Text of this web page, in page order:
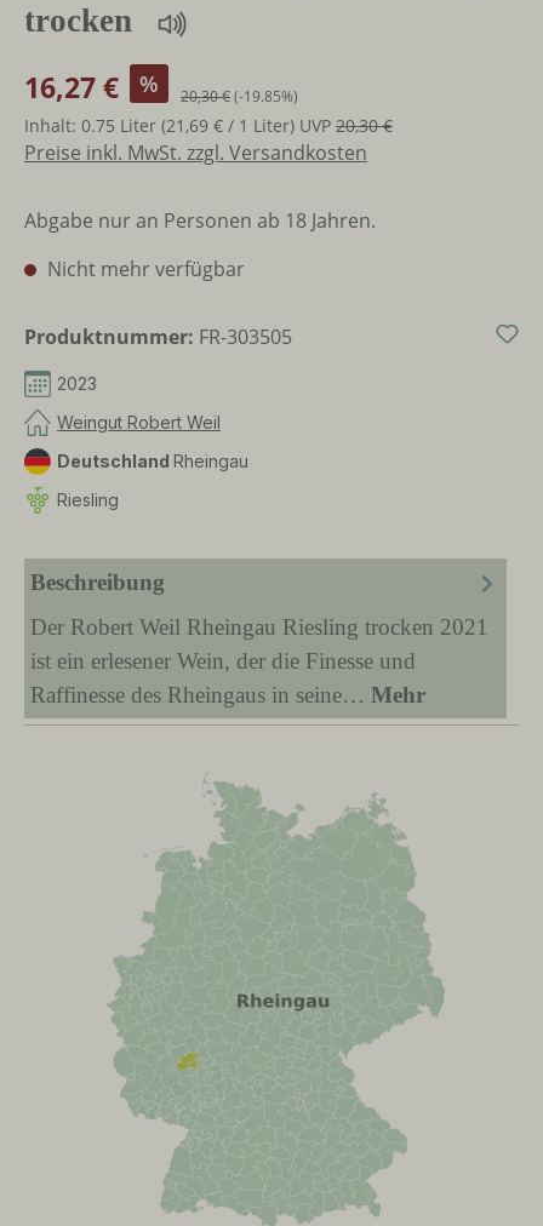
trocken
16,27 € % 20,30 €(-19.85%)
Inhalt: 0.75 Liter (21,69 € / 1 Liter) UVP 20,30 €
Preise inkl. MwSt. zzgl. Versandkosten
Abgabe nur an Personen ab 18 Jahren.
Nicht mehr verfügbar
Produktnummer: FR-303505
2023
Weingut Robert Weil
Deutschland Rheingau
Riesling
Beschreibung
Der Robert Weil Rheingau Riesling trocken 2021
ist ein erlesener Wein, der die Finesse und
Raffinesse des Rheingaus in seine… Mehr